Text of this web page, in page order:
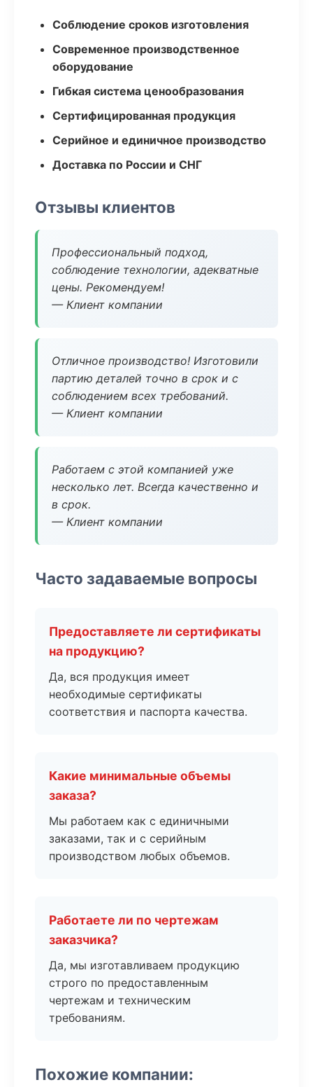
Соблюдение сроков изготовления
Современное производственное
оборудование
Гибкая система ценообразования
Сертифицированная продукция
Серийное и единичное производство
Доставка по России и СНГ
Отзывы клиентов
Профессиональный подход,
соблюдение технологии, адекватные
цены. Рекомендуем!
— Клиент компании
Отличное производство! Изготовили
партию деталей точно в срок и с
соблюдением всех требований.
— Клиент компании
Работаем с этой компанией уже
несколько лет. Всегда качественно и
в срок.
— Клиент компании
Часто задаваемые вопросы
Предоставляете ли сертификаты
на продукцию?
Да, вся продукция имеет
необходимые сертификаты
соответствия и паспорта качества.
Какие минимальные объемы
заказа?
Мы работаем как с единичными
заказами, так и с серийным
производством любых объемов.
Работаете ли по чертежам
заказчика?
Да, мы изготавливаем продукцию
строго по предоставленным
чертежам и техническим
требованиям.
Похожие компании: